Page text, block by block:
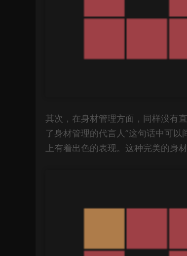
其次，在身材管理方面，同样没有
了身材管理的代言人”这句话中可
上有着出色的表现。这种完美的身